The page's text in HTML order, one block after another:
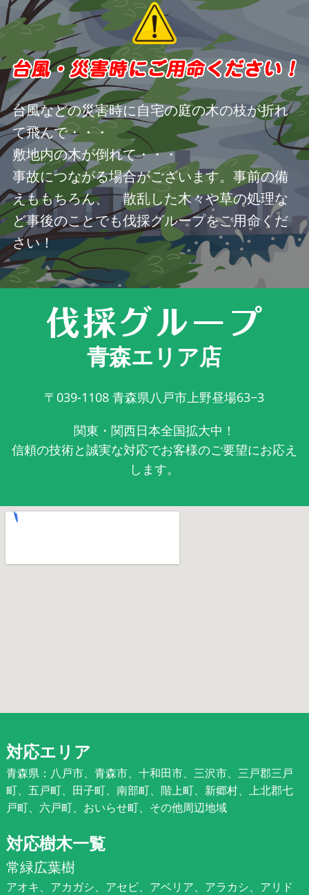
台風などの災害時に自宅の庭の木の枝が折れ
て飛んで・・・
敷地内の木が倒れて・・・
事故につながる場合がございます。事前の備
えももちろん、 散乱した木々や草の処理な
ど事後のことでも伐採グループをご用命くだ
さい！
青森エリア店
〒039-1108 青森県八戸市上野昼場63−3
関東・関西日本全国拡大中！
信頼の技術と誠実な対応でお客様のご要望にお応え
します。
対応エリア
青森県：八戸市、青森市、十和田市、三沢市、三戸郡三戸
町、五戸町、田子町、南部町、階上町、新郷村、上北郡七
戸町、六戸町、おいらせ町、その他周辺地域
対応樹木一覧
常緑広葉樹
アオキ、アカガシ、アセビ、アベリア、アラカシ、アリド